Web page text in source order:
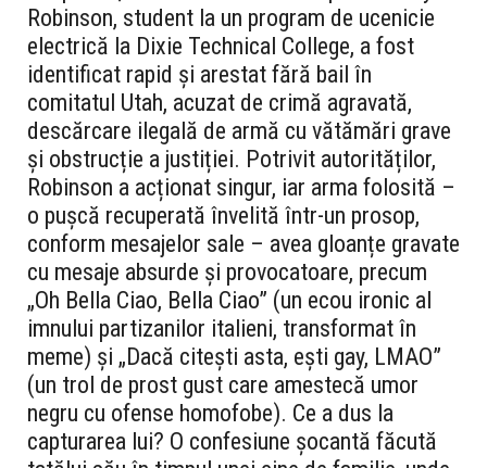
Robinson, student la un program de ucenicie
electrică la Dixie Technical College, a fost
identificat rapid și arestat fără bail în
comitatul Utah, acuzat de crimă agravată,
descărcare ilegală de armă cu vătămări grave
și obstrucție a justiției. Potrivit autorităților,
Robinson a acționat singur, iar arma folosită –
o pușcă recuperată învelită într-un prosop,
conform mesajelor sale – avea gloanțe gravate
cu mesaje absurde și provocatoare, precum
„Oh Bella Ciao, Bella Ciao” (un ecou ironic al
imnului partizanilor italieni, transformat în
meme) și „Dacă citești asta, ești gay, LMAO”
(un trol de prost gust care amestecă umor
negru cu ofense homofobe). Ce a dus la
capturarea lui? O confesiune șocantă făcută